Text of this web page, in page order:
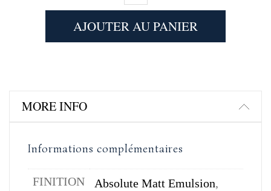
AJOUTER AU PANIER
MORE INFO
Informations complémentaires
FINITION Absolute Matt Emulsion,